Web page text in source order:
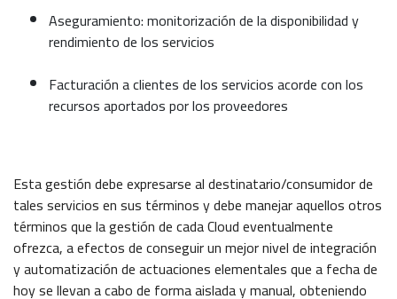
Aseguramiento: monitorización de la disponibilidad y
rendimiento de los servicios
Facturación a clientes de los servicios acorde con los
recursos aportados por los proveedores
Esta gestión debe expresarse al destinatario/consumidor de
tales servicios en sus términos y debe manejar aquellos otros
términos que la gestión de cada Cloud eventualmente
ofrezca, a efectos de conseguir un mejor nivel de integración
y automatización de actuaciones elementales que a fecha de
hoy se llevan a cabo de forma aislada y manual, obteniendo